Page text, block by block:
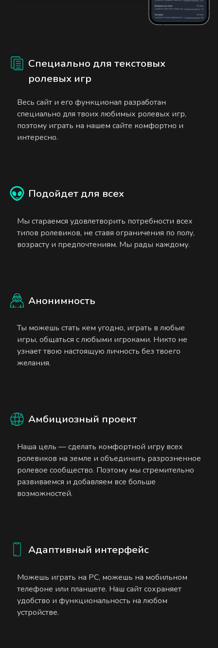
Специально для текстовых
ролевых игр
Весь сайт и его функционал разработан
специально для твоих любимых ролевых игр,
поэтому играть на нашем сайте комфортно и
интересно.
Подойдет для всех
Мы стараемся удовлетворить потребности всех
типов ролевиков, не ставя ограничения по полу,
возрасту и предпочтениям. Мы рады каждому.
Анонимность
Ты можешь стать кем угодно, играть в любые
игры, общаться с любыми игроками. Никто не
узнает твою настоящую личность без твоего
желания.
Амбициозный проект
Наша цель — сделать комфортной игру всех
ролевиков на земле и объединить разрозненное
ролевое сообщество. Поэтому мы стремительно
развиваемся и добавляем все больше
возможностей.
Адаптивный интерфейс
Можешь играть на PC, можешь на мобильном
телефоне или планшете. Наш сайт сохраняет
удобство и функциональность на любом
устройстве.